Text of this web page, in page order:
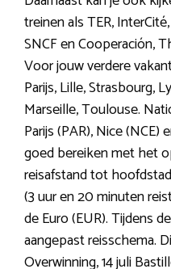
treinen als TER,
SNCF en Cooperación,
Voor jouw verdere
Parijs, Lille, Strasbourg,
Marseille, Toulouse.
Parijs (PAR), Nice
goed bereiken met het
reisafstand tot
(3 uur en 20 minuten
de Euro (EUR). Tijdens
aangepast reisschema.
Overwinning, 14 juli